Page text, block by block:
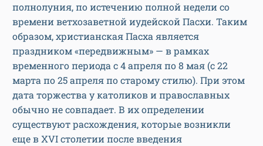
полнолуния, по истечению полной недели со
времени ветхозаветной иудейской Пасхи. Таким
образом, христианская Пасха является
праздником «передвижным» — в рамках
временного периода с 4 апреля по 8 мая (с 22
марта по 25 апреля по старому стилю). При этом
дата торжества у католиков и православных
обычно не совпадает. В их определении
существуют расхождения, которые возникли
еще в XVI столетии после введения